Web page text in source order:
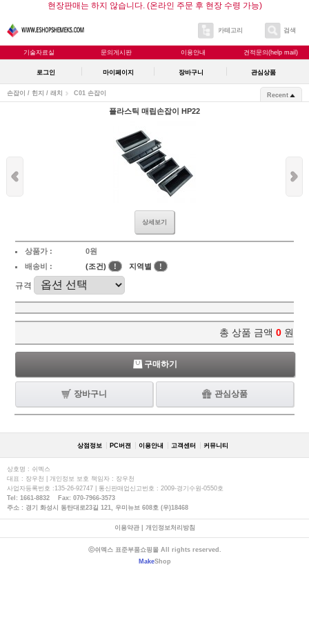
현장판매는 하지 않습니다. (온라인 주문 후 현장 수령 가능)
카테고리 검색
기술자료실 문의게시판 이용안내 견적문의(help mail)
로그인 마이페이지 장바구니 관심상품
손잡이 / 힌지 / 래치 C01 손잡이 Recent
플라스틱 매립손잡이 HP22
상세보기
상품가 :
0원
배송비 :
(조건) ! 지역별 !
규격
총 상품 금액 0 원
구매하기
장바구니 관심상품
상점정보 PC버젼 이용안내 고객센터 커뮤니티
상호명 : 쉬멕스
대표 : 장우천 | 개인정보 보호 책임자 : 장우천
사업자등록번호 :135-26-92747 | 통신판매업신고번호 : 2009-경기수원-0550호
Tel: 1661-8832 Fax: 070-7966-3573
주소 : 경기 화성시 동탄대로23길 121, 우미뉴브 608호 (우)18468
이용약관| 개인정보처리방침
ⓒ쉬멕스 표준부품쇼핑몰 All rights reserved.
MakeShop